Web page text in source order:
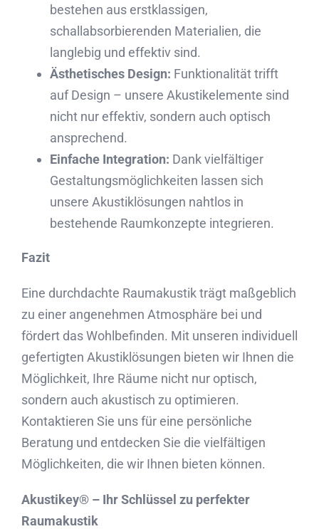
bestehen aus erstklassigen,
schallabsorbierenden Materialien, die
langlebig und effektiv sind.
Ästhetisches Design: Funktionalität trifft
auf Design – unsere Akustikelemente sind
nicht nur effektiv, sondern auch optisch
ansprechend.
Einfache Integration: Dank vielfältiger
Gestaltungsmöglichkeiten lassen sich
unsere Akustiklösungen nahtlos in
bestehende Raumkonzepte integrieren.
Fazit
Eine durchdachte Raumakustik trägt maßgeblich
zu einer angenehmen Atmosphäre bei und
fördert das Wohlbefinden. Mit unseren individuell
gefertigten Akustiklösungen bieten wir Ihnen die
Möglichkeit, Ihre Räume nicht nur optisch,
sondern auch akustisch zu optimieren.
Kontaktieren Sie uns für eine persönliche
Beratung und entdecken Sie die vielfältigen
Möglichkeiten, die wir Ihnen bieten können.
Akustikey® – Ihr Schlüssel zu perfekter
Raumakustik